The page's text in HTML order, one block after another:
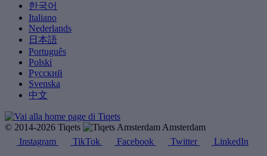
한국어
Italiano
Nederlands
日本語
Português
Polski
Русский
Svenska
中文
© 2014-2026 Tiqets
Amsterdam
Instagram
TikTok Facebook Twitter LinkedIn